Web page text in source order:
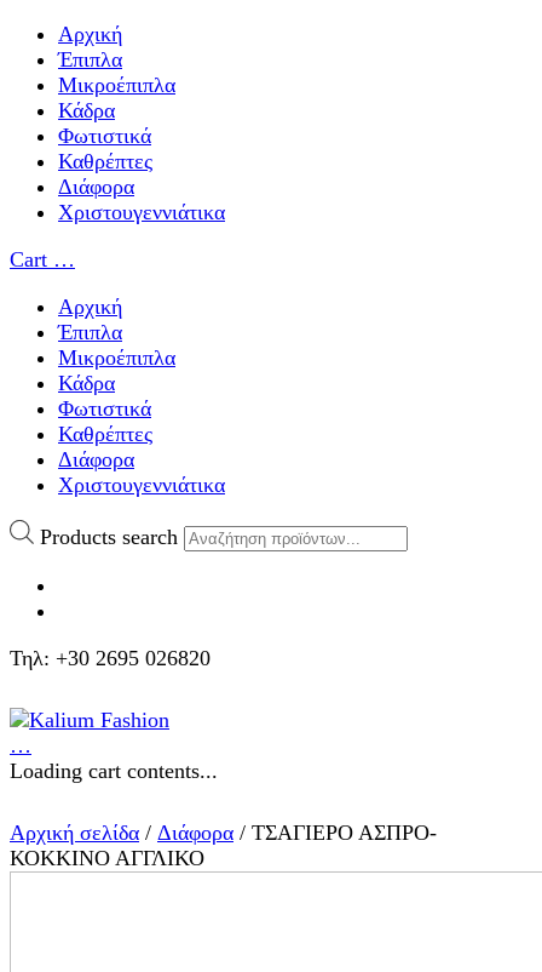
Αρχική
Έπιπλα
Μικροέπιπλα
Κάδρα
Φωτιστικά
Καθρέπτες
Διάφορα
Χριστουγεννιάτικα
Cart …
Αρχική
Έπιπλα
Μικροέπιπλα
Κάδρα
Φωτιστικά
Καθρέπτες
Διάφορα
Χριστουγεννιάτικα
Products search
Τηλ: +30 2695 026820
…
Loading cart contents...
Αρχική σελίδα / Διάφορα / ΤΣΑΓΙΕΡΟ ΑΣΠΡΟ-
ΚΟΚΚΙΝΟ ΑΓΓΛΙΚΟ